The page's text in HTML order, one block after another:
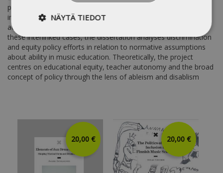
practice-led policy changes can be achieved through an
innovative music notation system called Figurenotes and the
accommodation of teaching as context-sensitive. Through
these interlinked cases, the dissertation analyses discrimination
and equity policy efforts in relation to normative assumptions
about ability in music education. Theoretically, the project
centres on educational equity, teacher autonomy and the broad
concept of policy through the lens of ableism and disablism
20,00 € 20,00 €
NÄYTÄ TIEDOT